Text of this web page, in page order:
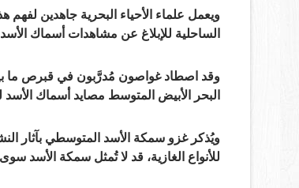
ويعمل علماء الأحياء البحرية جاهدين لفهم
الساحلية للإبلاغ عن مشاهدات أسماك
البحر الأبيض المتوسط ​​مصايد أسماك
ويُذكر غزو سمكة الأسد المتوسطي بآثار
للأنواع الغازية، قد لا تُمثل سمكة الأسد